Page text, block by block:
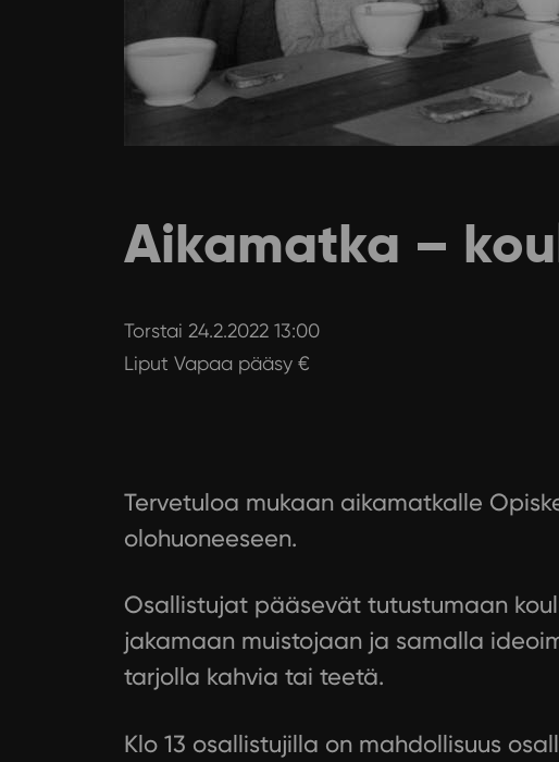
Aikamatka –
Torstai 24.2.2022 13:00
Liput Vapaa pääsy €
Tervetuloa mukaan aikamatkalle
olohuoneeseen.
Osallistujat pääsevät tutustumaan
jakamaan muistojaan ja samalla
tarjolla kahvia tai teetä.
Klo 13 osallistujilla on mahdollisuus